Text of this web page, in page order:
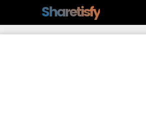
Sharetisfy